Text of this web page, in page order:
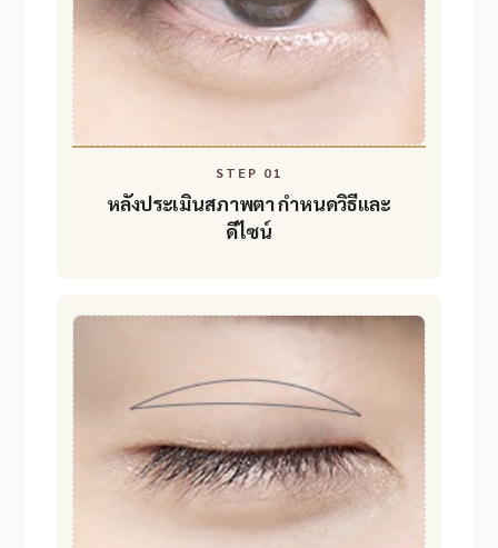
STEP 01
หลังประเมินสภาพตากำหนดวิธีและ
ดีไซน์